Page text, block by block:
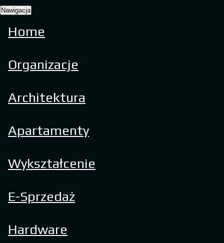
Nawigacja
Home
Organizacje
Architektura
Apartamenty
Wykształcenie
E-Sprzedaż
Hardware